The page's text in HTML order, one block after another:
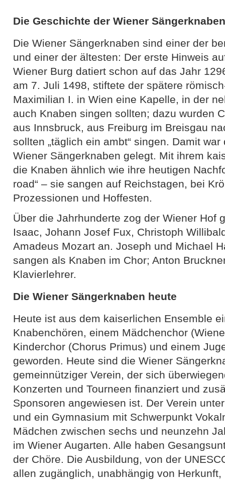
Die Geschichte der Wiener Sängerknaben
Die Wiener Sängerknaben sind einer der
und einer der ältesten: Der erste Hinweis
Wiener Burg datiert schon auf das Jahr
am 7. Juli 1498, stiftete der spätere
Maximilian I. in Wien eine Kapelle, in der
auch Knaben singen sollten; dazu wurden
aus Innsbruck, aus Freiburg im Breisgau
sollten „täglich ein ambt“ singen. Damit
Wiener Sängerknaben gelegt. Mit ihrem
die Knaben ähnlich wie ihre heutigen
road“ – sie sangen auf Reichstagen, bei
Prozessionen und Hoffesten.
Über die Jahrhunderte zog der Wiener Hof
Isaac, Johann Josef Fux, Christoph
Amadeus Mozart an. Joseph und Michael
sangen als Knaben im Chor; Anton
Klavierlehrer.
Die Wiener Sängerknaben heute
Heute ist aus dem kaiserlichen Ensemble
Knabenchören, einem Mädchenchor
Kinderchor (Chorus Primus) und einem
geworden. Heute sind die Wiener
gemeinnütziger Verein, der sich
Konzerten und Tourneen finanziert und
Sponsoren angewiesen ist. Der Verein
und ein Gymnasium mit Schwerpunkt
Mädchen zwischen sechs und neunzehn
im Wiener Augarten. Alle haben
der Chöre. Die Ausbildung, von der
allen zugänglich, unabhängig von